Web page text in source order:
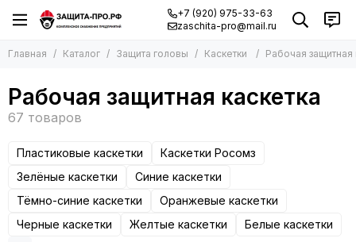
+7 (920) 975-33-63
zaschita-pro@mail.ru
Главная Каталог Защита головы Каскетки Рабочая защитная
Рабочая защитная каскетка
Пластиковые каскетки
Каскетки Росомз
Зелёные каскетки
Синие каскетки
Тёмно-синие каскетки
Оранжевые каскетки
Черные каскетки
Желтые каскетки Белые каскетки